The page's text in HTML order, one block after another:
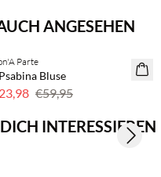
ANGESEHEN
% Rabatt
Parte
Bluse
€59,95
INTERESSIEREN
Next